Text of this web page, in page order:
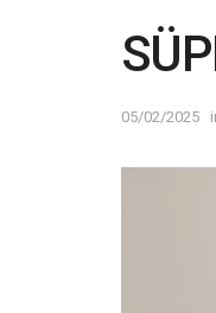
05/02/2025